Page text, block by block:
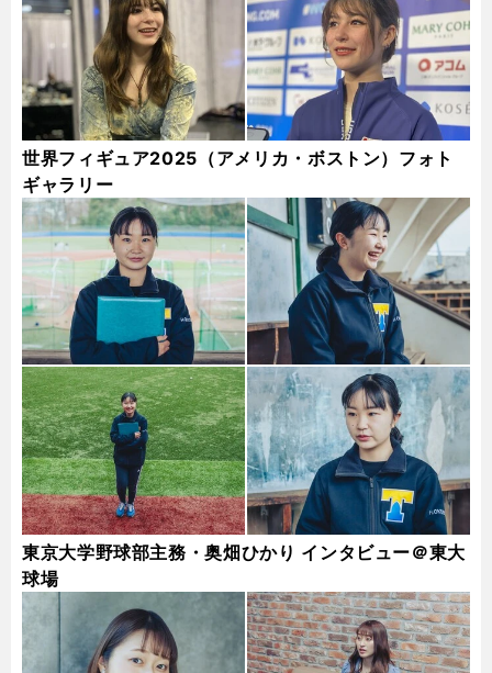
世界フィギュア2025（アメリカ・ボストン）フォト
ギャラリー
東京大学野球部主務・奥畑ひかり インタビュー＠東大
球場